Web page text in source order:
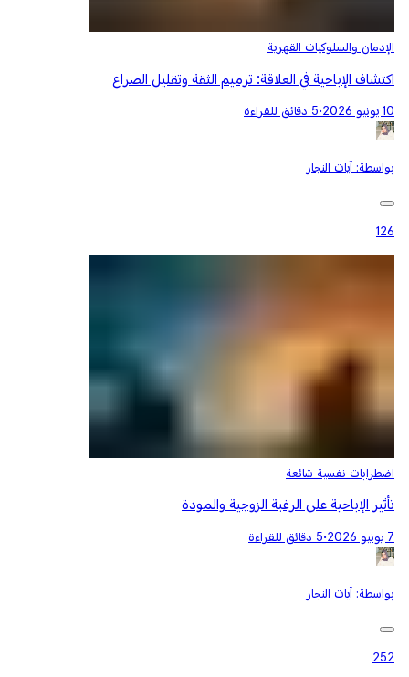
الإدمان والسلوكيات القهرية
اكتشاف الإباحية في العلاقة: ترميم الثقة وتقليل الصراع
10 يونيو 2026 •5 دقائق للقراءة
بواسطة: آيات النجار
126
اضطرابات نفسية شائعة
تأثير الإباحية على الرغبة الزوجية والمودة
7 يونيو 2026 •5 دقائق للقراءة
بواسطة: آيات النجار
252